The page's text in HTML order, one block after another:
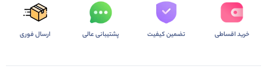
خرید اقساطی تضمین کیفیت پشتیبانی عالی ارسال فوری